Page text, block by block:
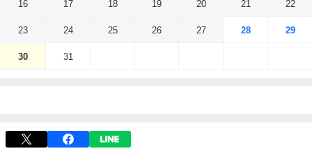
16 17 18 19 20 21 22
23 24 25 26 27 28 29
30 31